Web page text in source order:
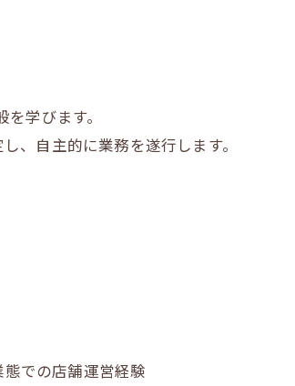
学びます。
、自主的に業務を遂行します。
での店舗運営経験